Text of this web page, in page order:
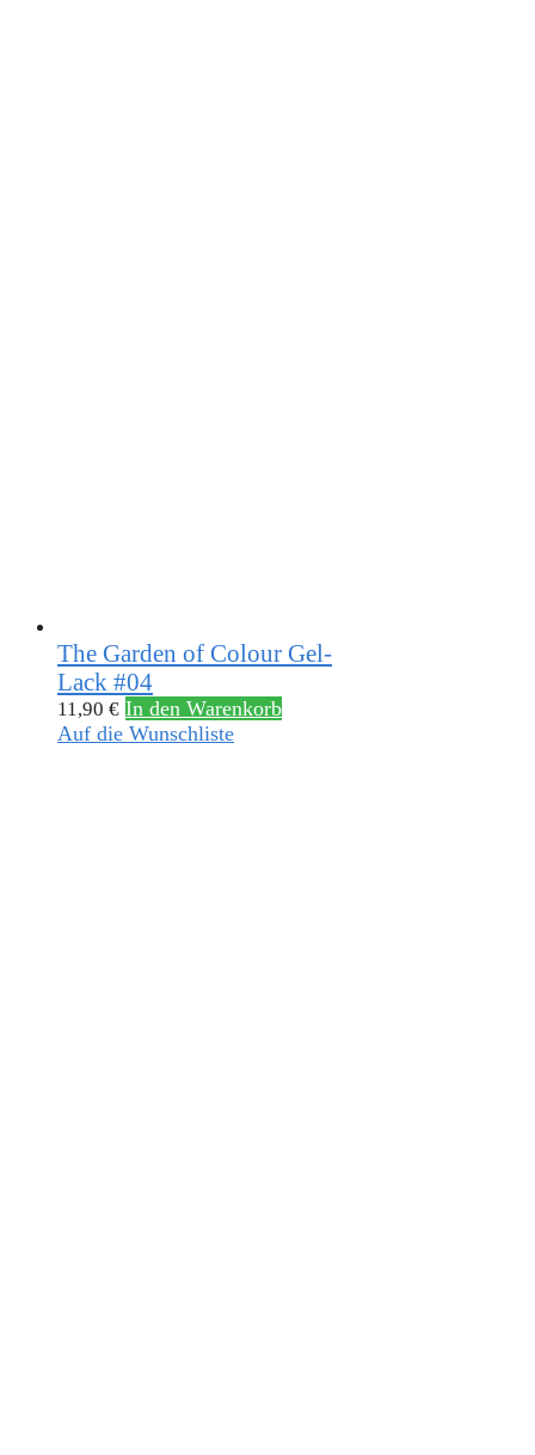
The Garden of Colour Gel-
Lack #04
11,90 € In den Warenkorb
Auf die Wunschliste